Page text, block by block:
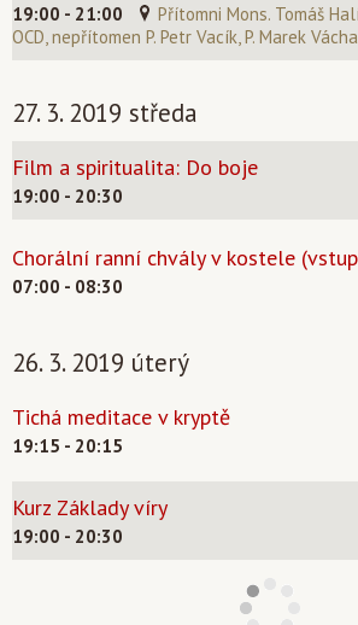
19:00 - 21:00
Přítomni Mons. Tomáš
OCD, nepřítomen P. Petr Vacík, P. Marek
27. 3. 2019 středa
Film a spiritualita: Do boje
19:00 - 20:30
Chorální ranní chvály v kostele
07:00 - 08:30
26. 3. 2019 úterý
Tichá meditace v kryptě
19:15 - 20:15
Kurz Základy víry
19:00 - 20:30